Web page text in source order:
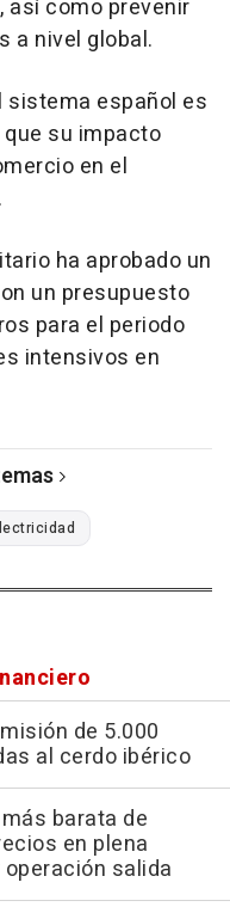
como prevenir
a nivel global.
sistema español es
su impacto
en el
ha aprobado un
un presupuesto
para el periodo
intensivos en
de 5.000
al cerdo ibérico
barata de
en plena
salida